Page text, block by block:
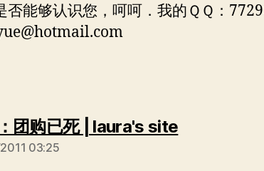
否能够认识您，呵呵．我的ＱＱ：
团购已死 | laura's site说：
03:25